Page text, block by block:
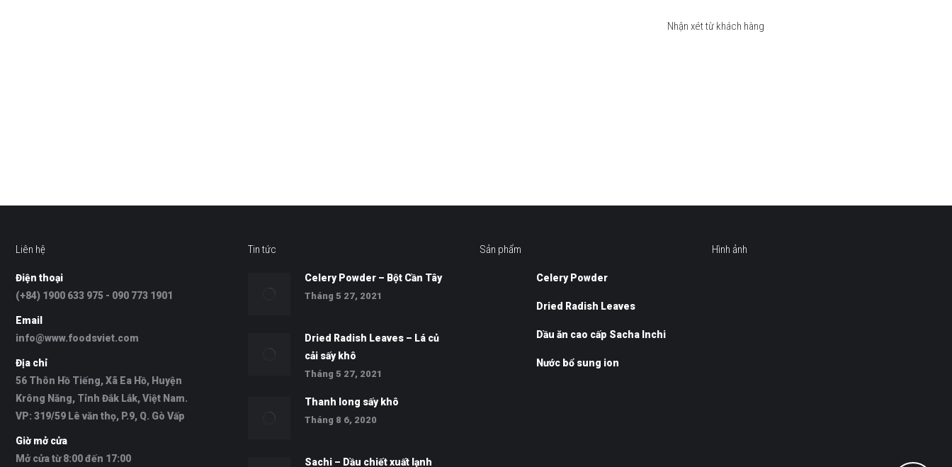
Nhận xét từ khách hàng
Liên hệ
Điện thoại
(+84) 1900 633 975 - 090 773 1901
Email
info@www.foodsviet.com
Địa chỉ
56 Thôn Hồ Tiếng, Xã Ea Hồ, Huyện
Krông Năng, Tỉnh Đắk Lắk, Việt Nam.
VP: 319/59 Lê văn thọ, P.9, Q. Gò Vấp
Giờ mở cửa
Mở cửa từ 8:00 đến 17:00
Tin tức
Celery Powder – Bột Cần Tây
Tháng 5 27, 2021
Dried Radish Leaves – Lá củ
cải sấy khô
Tháng 5 27, 2021
Thanh long sấy khô
Tháng 8 6, 2020
Sachi – Dầu chiết xuất lạnh
Sản phẩm
Celery Powder
Dried Radish Leaves
Dầu ăn cao cấp Sacha Inchi
Nước bổ sung ion
Hình ảnh